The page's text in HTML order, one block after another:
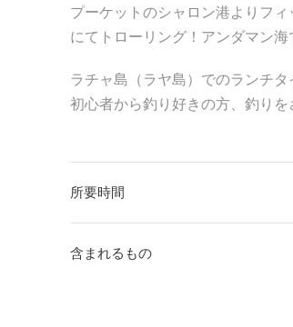
プーケットのシャロン港よりフ
にてトローリング！アンダマン
ラチャ島（ラヤ島）でのランチ
初心者から釣り好きの方、釣り
所要時間
含まれるもの